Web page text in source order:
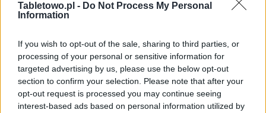
Tabletowo.pl - Do Not Process My Personal
Information
If you wish to opt-out of the sale, sharing to third parties, or
processing of your personal or sensitive information for
targeted advertising by us, please use the below opt-out
section to confirm your selection. Please note that after your
opt-out request is processed you may continue seeing
interest-based ads based on personal information utilized by